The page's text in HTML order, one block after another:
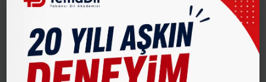
1 ay
TOEFL